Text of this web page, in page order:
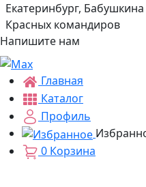
Екатеринбург,
Красных командиров
Напишите нам
Главная
Каталог
Профиль
0 Корзина